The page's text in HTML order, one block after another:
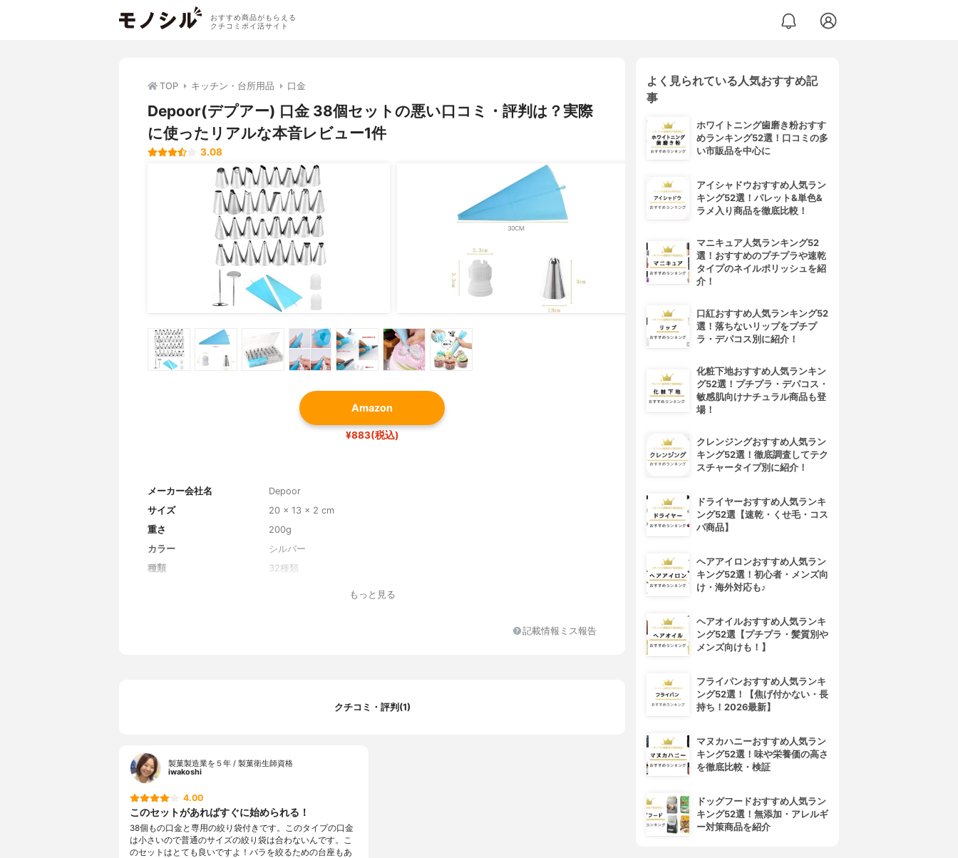
おすすめ商品がもらえる
クチコミポイ活サイト
TOP キッチン・台所用品 口金
Depoor(デプアー) 口金 38個セットの悪い口コミ・評判は？実際
に使ったリアルな本音レビュー1件
3.08
Amazon
¥883(税込)
メーカー会社名
Depoor
サイズ
20 x 13 x 2 cm
重さ
200g
カラー
シルバー
種類
32種類
絞り口金*32、絞り袋*2、取り替えキャップ*2、フラワーネイル*2、プラスチ
もっと見る
記載情報ミス報告
クチコミ・評判(1)
製菓製造業を５年 / 製菓衛生師資格
iwakoshi
4.00
このセットがあればすぐに始められる！
38個もの口金と専用の絞り袋付きです。このタイプの口金
は小さいので普通のサイズの絞り袋は合わないんです。こ
のセットはとても良いですよ！バラを絞るための台座もあ
よく見られている人気おすすめ記
事
ホワイトニング歯磨き粉おすす
めランキング52選！口コミの多
い市販品を中心に
アイシャドウおすすめ人気ラン
キング52選！パレット&単色&
ラメ入り商品を徹底比較！
マニキュア人気ランキング52
選！おすすめのプチプラや速乾
タイプのネイルポリッシュを紹
介！
口紅おすすめ人気ランキング52
選！落ちないリップをプチプ
ラ・デパコス別に紹介！
化粧下地おすすめ人気ランキン
グ52選！プチプラ・デパコス・
敏感肌向けナチュラル商品も登
場！
クレンジングおすすめ人気ラン
キング52選！徹底調査してテク
スチャータイプ別に紹介！
ドライヤーおすすめ人気ランキ
ング52選【速乾・くせ毛・コス
パ商品】
ヘアアイロンおすすめ人気ラン
キング52選！初心者・メンズ向
け・海外対応も♪
ヘアオイルおすすめ人気ランキ
ング52選【プチプラ・髪質別や
メンズ向けも！】
フライパンおすすめ人気ランキ
ング52選！【焦げ付かない・長
持ち！2026最新】
マヌカハニーおすすめ人気ラン
キング52選！味や栄養価の高さ
を徹底比較・検証
ドッグフードおすすめ人気ラン
キング52選！無添加・アレルギ
ー対策商品を紹介